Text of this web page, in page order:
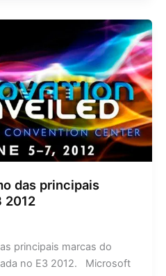
das principais
2012
principais marcas do
no E3 2012. Microsoft